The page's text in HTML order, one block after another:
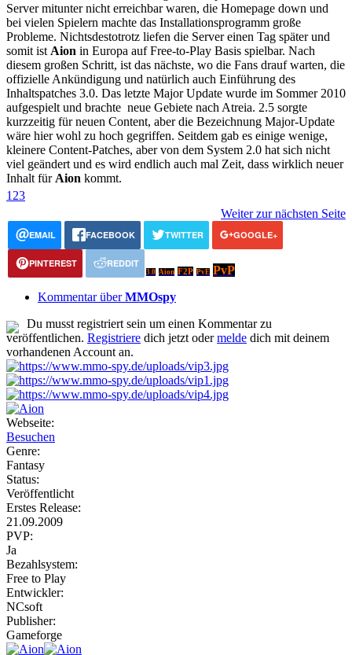
Server mitunter nicht erreichbar waren, die Homepage down und
bei vielen Spielern machte das Installationsprogramm große
Probleme. Nichtsdestotrotz liefen die Server einen Tag später und
somit ist Aion in Europa auf Free-to-Play Basis spielbar. Nach
diesem großen Schritt, ist das nächste, wo die Fans drauf warten, die
offizielle Ankündigung und natürlich auch Einführung des
Inhaltspatches 3.0. Das letzte Major Update wurde im Sommer 2010
aufgespielt und brachte neue Gebiete nach Atreia. 2.5 sorgte
kurzzeitig für neuen Content, aber die Bezeichnung Major-Update
wäre hier wohl zu hoch gegriffen. Seitdem gab es einige wenige,
kleinere Content-Patches, aber von dem System 2.0 hat sich nicht
viel geändert und es wird endlich auch mal Zeit, dass wirklich neuer
Inhalt für Aion kommt.
1 23
Weiter zur nächsten Seite
EMAIL FACEBOOK TWITTER GOOGLE+
PINTEREST REDDIT
3.0 Aion F2P PvE PvP
Kommentar überMMOspy
Du musst registriert sein um einen Kommentar zu
veröffentlichen. Registriere dich jetzt odermelde dich mit deinem
vorhandenen Account an.
Webseite:
Besuchen
Genre:
Fantasy
Status:
Veröffentlicht
Erstes Release:
21.09.2009
PVP:
Ja
Bezahlsystem:
Free to Play
Entwickler:
NCsoft
Publisher:
Gameforge